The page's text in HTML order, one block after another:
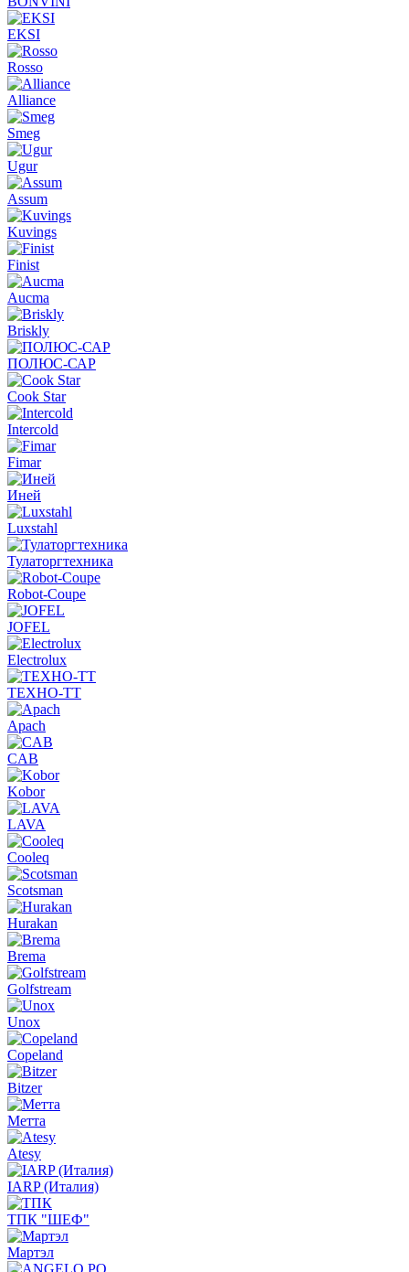
EKSI
Rosso
Alliance
Smeg
Ugur
Assum
Kuvings
Finist
Aucma
Briskly
ПОЛЮС-САР
Cook Star
Intercold
Fimar
Иней
Luxstahl
Тулаторгтехника
Robot-Coupe
JOFEL
Electrolux
ТЕХНО-ТТ
Apach
CAB
Kobor
LAVA
Cooleq
Scotsman
Hurakan
Brema
Golfstream
Unox
Copeland
Bitzer
Метта
Atesy
IARP (Италия)
ТПК "ШЕФ"
Мартэл